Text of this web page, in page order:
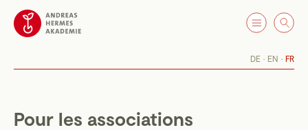
DE EN FR
Pour les associations